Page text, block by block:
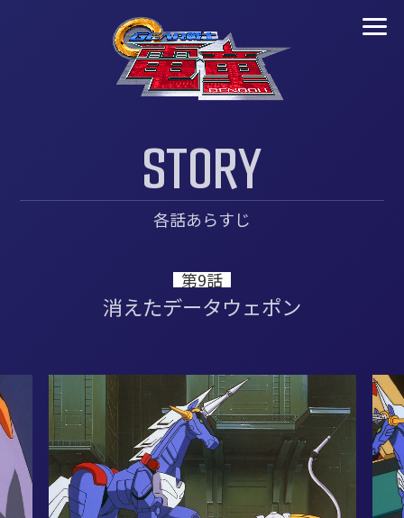
STORY
各話あらすじ
第9話
消えたデータウェポン